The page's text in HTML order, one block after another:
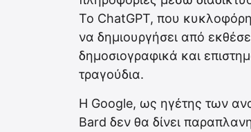
Το ChatGPT, που
να δημιουργήσει από
δημοσιογραφικά και
τραγούδια.
Η Google, ως ηγέτης των
Bard δεν θα δίνει